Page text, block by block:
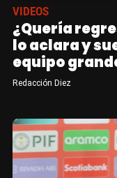
VIDEOS
¿Quería
lo aclara y
equipo
Redacción Diez